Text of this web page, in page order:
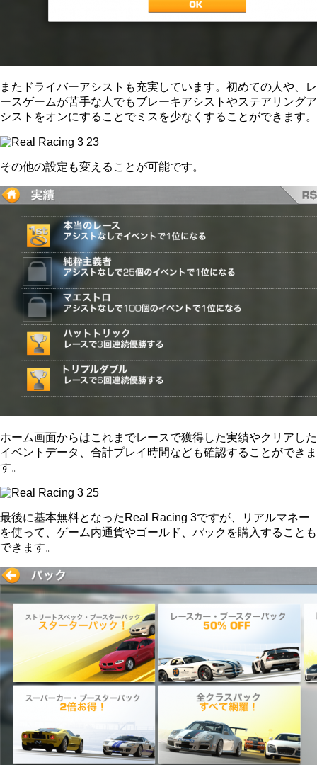
またドライバーアシストも充実しています。初めての人や、レ
ースゲームが苦手な人でもブレーキアシストやステアリングア
シストをオンにすることでミスを少なくすることができます。
その他の設定も変えることが可能です。
ホーム画面からはこれまでレースで獲得した実績やクリアした
イベントデータ、合計プレイ時間なども確認することができま
す。
最後に基本無料となったReal Racing 3ですが、リアルマネー
を使って、ゲーム内通貨やゴールド、パックを購入することも
できます。